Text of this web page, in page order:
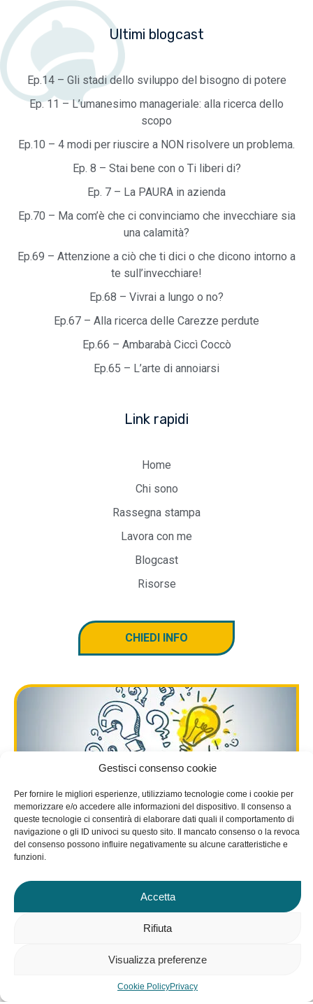
Gestisci consenso cookie
Per fornire le migliori esperienze, utilizziamo tecnologie come i cookie per
memorizzare e/o accedere alle informazioni del dispositivo. Il consenso a
queste tecnologie ci consentirà di elaborare dati quali il comportamento di
navigazione o gli ID univoci su questo sito. Il mancato consenso o la revoca
del consenso possono influire negativamente su alcune caratteristiche e
funzioni.
Accetta
Rifiuta
Visualizza preferenze
Cookie PolicyPrivacy
Ultimi blogcast
Ep.14 – Gli stadi dello sviluppo del bisogno di potere
Ep. 11 – L’umanesimo manageriale: alla ricerca dello
scopo
Ep.10 – 4 modi per riuscire a NON risolvere un problema.
Ep. 8 – Stai bene con o Ti liberi di?
Ep. 7 – La PAURA in azienda
Ep.70 – Ma com’è che ci convinciamo che invecchiare sia
una calamità?
Ep.69 – Attenzione a ciò che ti dici o che dicono intorno a
te sull’invecchiare!
Ep.68 – Vivrai a lungo o no?
Ep.67 – Alla ricerca delle Carezze perdute
Ep.66 – Ambarabà Ciccì Coccò
Ep.65 – L’arte di annoiarsi
Link rapidi
Home
Chi sono
Rassegna stampa
Lavora con me
Blogcast
Risorse
CHIEDI INFO
2 passi per acquisire
maggiore assertività!
ad ACQUISIRE più ASSERTIVITA'
FAI IL QUIZ